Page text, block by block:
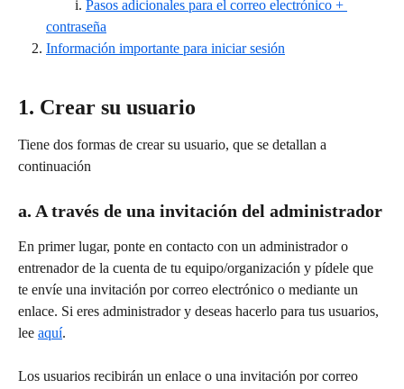
        i.
Pasos adicionales para el correo electrónico +
contraseña
Información importante para iniciar sesión
1. Crear su usuario
Tiene dos formas de crear su usuario, que se detallan a
continuación
a. A través de una invitación del administrador
En primer lugar, ponte en contacto con un administrador o
entrenador de la cuenta de tu equipo/organización y pídele que
te envíe una invitación por correo electrónico o mediante un
enlace. Si eres administrador y deseas hacerlo para tus usuarios,
lee aquí.
Los usuarios recibirán un enlace o una invitación por correo